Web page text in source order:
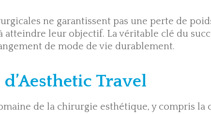
ne garantissent pas une perte de
leur objectif. La véritable clé du
de mode de vie durablement.
Travel
de la chirurgie esthétique, y compris